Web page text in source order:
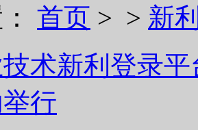
首页 > > 新
术新利登录
行